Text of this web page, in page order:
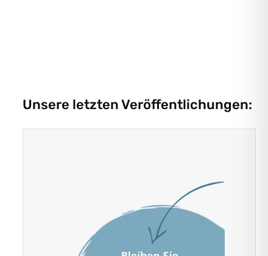
Unsere letzten Veröffentlichungen: